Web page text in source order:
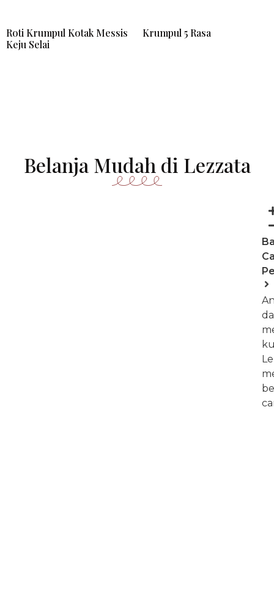
Roti Krumpul Kotak Messis
Keju Selai
Krumpul 5 Rasa
Belanja Mudah di Lezzata